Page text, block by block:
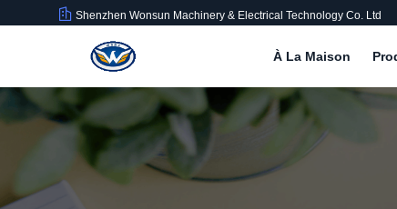
Shenzhen Wonsun Machinery & Electrical Technology Co. Ltd
À La Maison